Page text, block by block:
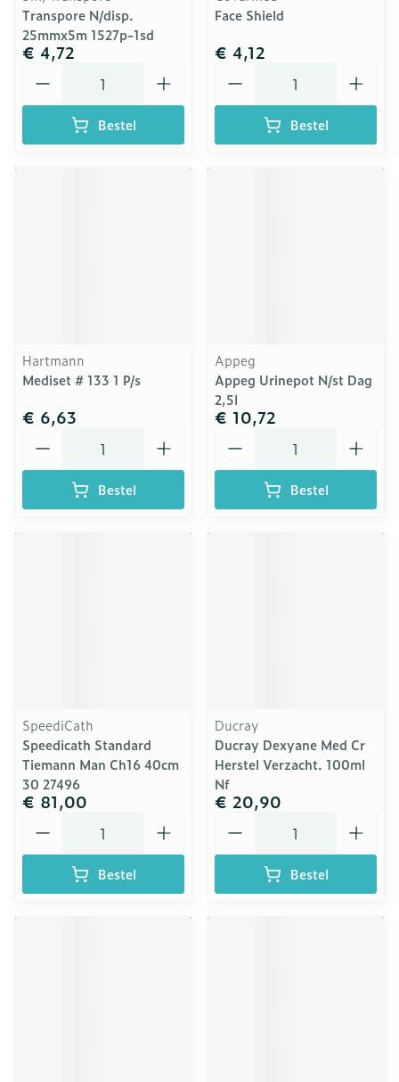
Transpore N/disp.
25mmx5m 1527p-1sd
€ 4,72
Bestel
Face Shield
€ 4,12
Bestel
Hartmann
Mediset # 133 1 P/s
€ 6,63
Bestel
Appeg
Appeg Urinepot N/st Dag
2,5l
€ 10,72
Bestel
SpeediCath
Speedicath Standard
Tiemann Man Ch16 40cm
30 27496
€ 81,00
Bestel
Ducray
Ducray Dexyane Med Cr
Herstel Verzacht. 100ml
Nf
€ 20,90
Bestel